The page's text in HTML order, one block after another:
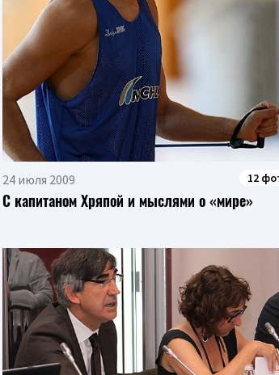
24 июля 2009 12
С капитаном Хряпой и мыслями о «мире»